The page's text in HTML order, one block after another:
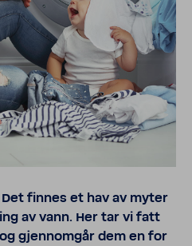
finnes et hav av myter
av vann. Her tar vi fatt
gjennomgår dem en for